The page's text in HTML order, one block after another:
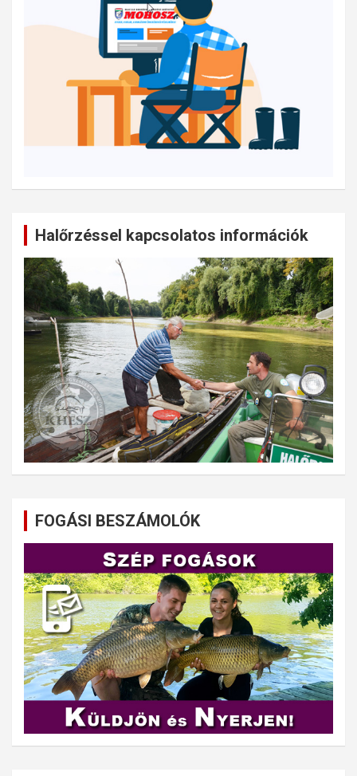
Halőrzéssel kapcsolatos információk
FOGÁSI BESZÁMOLÓK